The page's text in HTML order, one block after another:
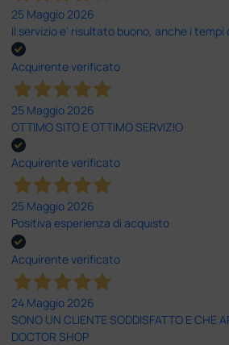
25 Maggio 2026
Il servizio e’ risultato buono, anche i tempi
Acquirente verificato
25 Maggio 2026
OTTIMO SITO E OTTIMO SERVIZIO
Acquirente verificato
25 Maggio 2026
Positiva esperienza di acquisto
Acquirente verificato
24 Maggio 2026
SONO UN CLIENTE SODDISFATTO E CHE
DOCTOR SHOP